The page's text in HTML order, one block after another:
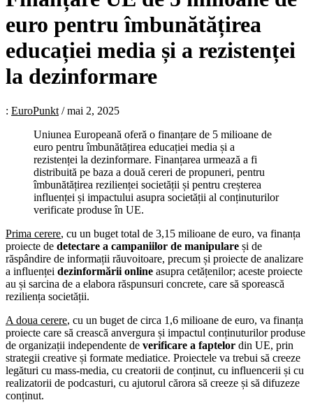
euro pentru îmbunătățirea
educației media și a rezistenței
la dezinformare
: EuroPunkt /mai 2, 2025
Uniunea Europeană oferă o finanțare de 5 milioane de
euro pentru îmbunătățirea educației media și a
rezistenței la dezinformare. Finanțarea urmează a fi
distribuită pe baza a două cereri de propuneri, pentru
îmbunătățirea rezilienței societății și pentru creșterea
influenței și impactului asupra societății al conținuturilor
verificate produse în UE.
Prima cerere, cu un buget total de 3,15 milioane de euro, va finanța
proiecte de detectare a campaniilor de manipulare și de
răspândire de informații răuvoitoare, precum și proiecte de analizare
a influenței dezinformării online asupra cetățenilor; aceste proiecte
au și sarcina de a elabora răspunsuri concrete, care să sporească
reziliența societății.
A doua cerere, cu un buget de circa 1,6 milioane de euro, va finanța
proiecte care să crească anvergura și impactul conținuturilor produse
de organizații independente de verificare a faptelor din UE, prin
strategii creative și formate mediatice. Proiectele va trebui să creeze
legături cu mass-media, cu creatorii de conținut, cu influencerii și cu
realizatorii de podcasturi, cu ajutorul cărora să creeze și să difuzeze
conținut.